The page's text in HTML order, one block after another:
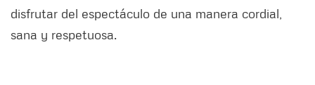
disfrutar del espectáculo de una manera cordial,
sana y respetuosa.